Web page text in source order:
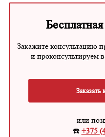
Закажите консультацию
и проконсультируем
Заказать
или
☎️ +375